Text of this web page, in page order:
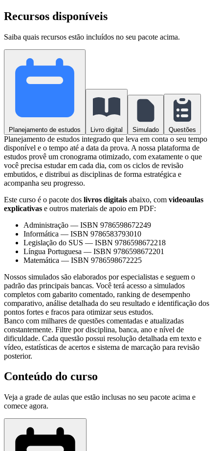
Recursos disponíveis
Saiba quais recursos estão incluídos no seu pacote acima.
Planejamento de estudos Livro digital Simulado Questões
Planejamento de estudos integrado que leva em conta o seu tempo
disponível e o tempo até a data da prova. A nossa plataforma de
estudos provê um cronograma otimizado, com exatamente o que
você precisa estudar em cada dia, com os ciclos de revisão
embutidos, e distribui as disciplinas de forma estratégica e
acompanha seu progresso.
Este curso é o pacote dos livros digitais abaixo, com videoaulas
explicativas e outros materiais de apoio em PDF:
Administração — ISBN 9786598672249
Informática — ISBN 9786583793010
Legislação do SUS — ISBN 9786598672218
Língua Portuguesa — ISBN 9786598672201
Matemática — ISBN 9786598672225
Nossos simulados são elaborados por especialistas e seguem o
padrão das principais bancas. Você terá acesso a simulados
completos com gabarito comentado, ranking de desempenho
comparativo, análise detalhada do seu resultado e identificação dos
pontos fortes e fracos para otimizar seus estudos.
Banco com milhares de questões comentadas e atualizadas
constantemente. Filtre por disciplina, banca, ano e nível de
dificuldade. Cada questão possui resolução detalhada em texto e
vídeo, estatísticas de acertos e sistema de marcação para revisão
posterior.
Conteúdo do curso
Veja a grade de aulas que estão inclusas no seu pacote acima e
comece agora.